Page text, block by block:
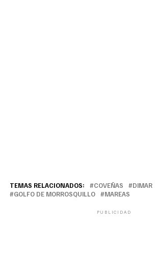
TEMAS RELACIONADOS: COVEÑAS
DIMAR
GOLFO DE MORROSQUILLO
MAREAS
PUBLICIDAD